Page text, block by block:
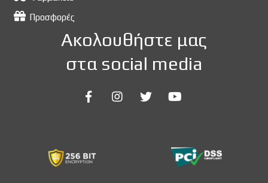
Προσφορές
Ακολουθήστε μας
στα social media